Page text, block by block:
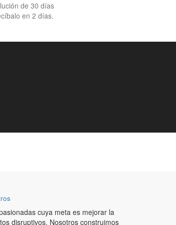
de 30 días
en 2 días.
cuya meta es mejorar la
disruptivos. Nosotros construimos